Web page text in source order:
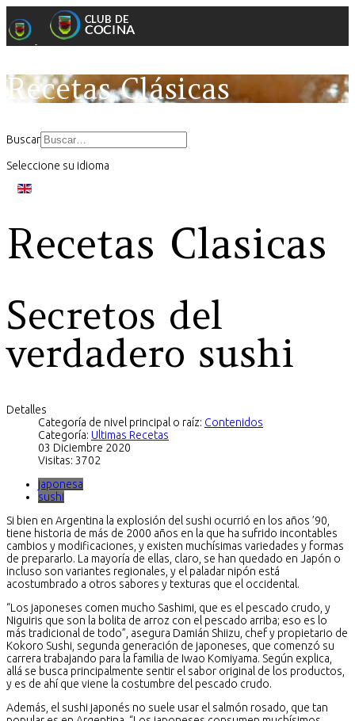
Recetas Clásicas
Buscar
Seleccione su idioma
Recetas Clasicas
Secretos del
verdadero sushi
Detalles
Categoría de nivel principal o raíz: Contenidos
Categoría: Ultimas Recetas
03 Diciembre 2020
Visitas: 3702
japonesa
sushi
Si bien en Argentina la explosión del sushi ocurrió en los años ’90,
tiene historia de más de 2000 años en la que ha sufrido incontables
cambios y modificaciones, y existen muchísimas variedades y formas
de prepararlo. La mayoría de ellas, claro, se han quedado en Japón o
incluso son variantes regionales, y el paladar nipón está
acostumbrado a otros sabores y texturas que el occidental.
“Los japoneses comen mucho Sashimi, que es el pescado crudo, y
Niguiris que son la bolita de arroz con el pescado arriba; eso es lo
más tradicional de todo”, asegura Damián Shiizu, chef y propietario de
Kokoro Sushi, segunda generación de japoneses, que comenzó su
carrera trabajando para la familia de Iwao Komiyama. Según explica,
allá se busca principalmente sentir el sabor original de los productos,
y es de ahí que viene la costumbre del pescado crudo.
Además, el sushi japonés no suele usar el salmón rosado, que tan